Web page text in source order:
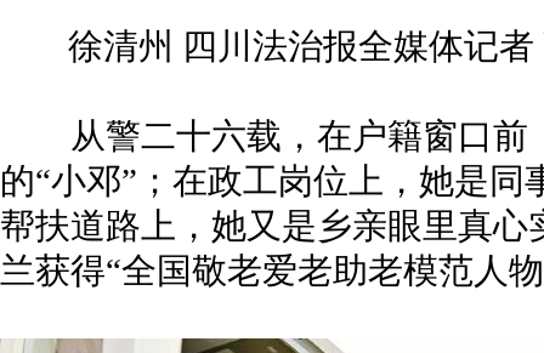
徐清州 四川法治报全媒体记者
从警二十六载，在户籍窗口前
的“小邓”；在政工岗位上，她是同
帮扶道路上，她又是乡亲眼里真心
兰获得“全国敬老爱老助老模范人